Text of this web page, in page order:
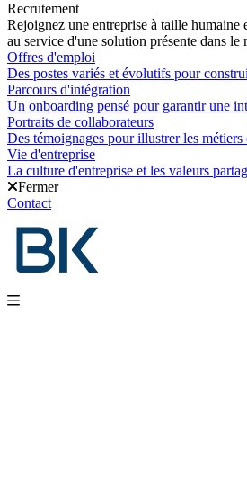
Recrutement
Rejoignez une entreprise à taille humaine
au service d'une solution présente dans le
Offres d'emploi
Des postes variés et évolutifs pour
Parcours d'intégration
Un onboarding pensé pour garantir une
Portraits de collaborateurs
Des témoignages pour illustrer les
Vie d'entreprise
La culture d'entreprise et les valeurs
Fermer
Contact